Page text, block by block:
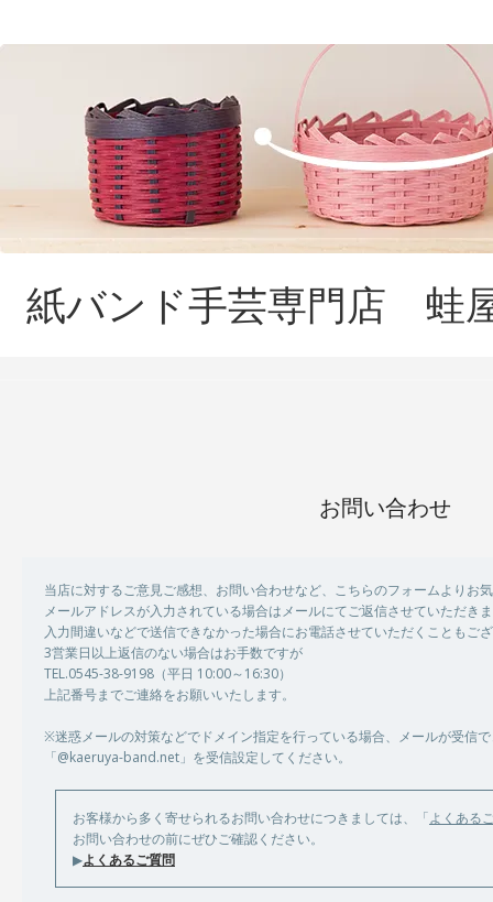
紙バンド手芸専門店 蛙
お問い合わせ
当店に対するご意見ご感想、お問い合わせなど、こちらのフォームよりお
メールアドレスが入力されている場合はメールにてご返信させていただき
入力間違いなどで送信できなかった場合にお電話させていただくこともご
3営業日以上返信のない場合はお手数ですが
TEL.0545-38-9198（平日 10:00～16:30）
上記番号までご連絡をお願いいたします。
※迷惑メールの対策などでドメイン指定を行っている場合、メールが受信
「@kaeruya-band.net」を受信設定してください。
お客様から多く寄せられるお問い合わせにつきましては、「よくある
お問い合わせの前にぜひご確認ください。
▶よくあるご質問